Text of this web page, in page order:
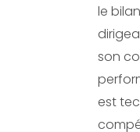
le
son
est